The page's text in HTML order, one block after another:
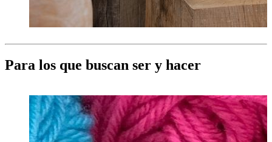
Para los que buscan ser y hacer